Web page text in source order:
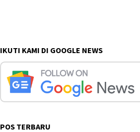
IKUTI KAMI DI GOOGLE NEWS
POS TERBARU